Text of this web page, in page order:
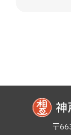
〒